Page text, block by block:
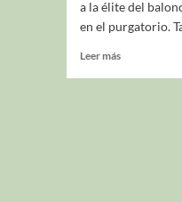
a la élite del
en el purgatorio.
Leer más